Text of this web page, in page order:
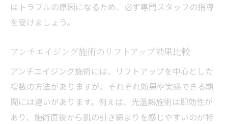
はトラブルの原因になるため、必ず専門スタッフの指導
を受けましょう。
アンチエイジング施術のリフトアップ効果比較
アンチエイジング施術には、リフトアップを中心とした
複数の方法がありますが、それぞれ効果や実感できる期
間には違いがあります。例えば、光温熱施術は即効性が
あり、施術直後から肌の引き締まりを感じやすいのが特